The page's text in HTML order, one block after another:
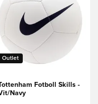
Outlet
Fotboll Skills -
Navy